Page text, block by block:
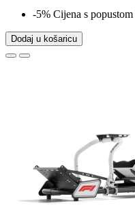
-5% Cijena s popustom
Dodaj u košaricu